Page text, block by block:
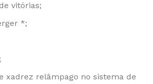
vitórias;
*;
xadrez relâmpago no sistema de